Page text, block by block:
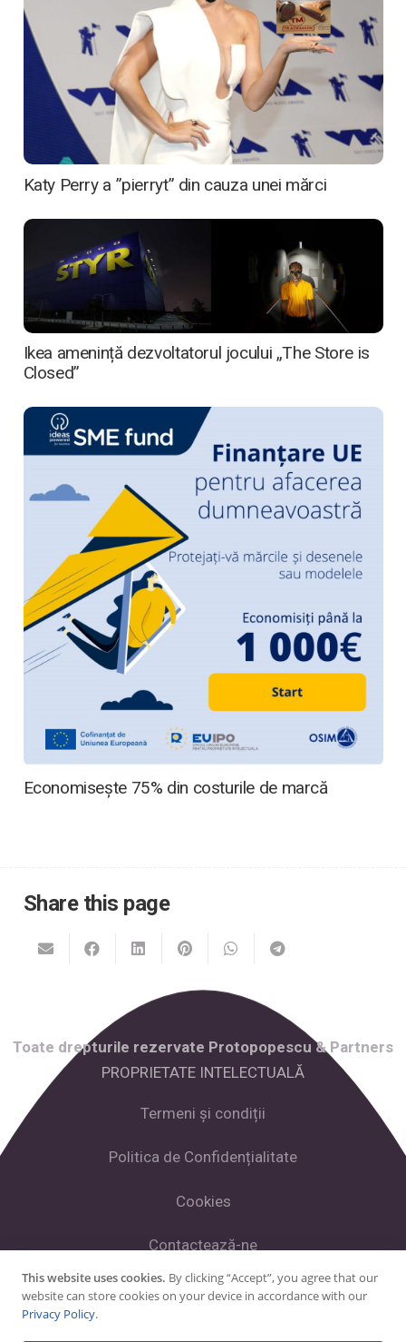
Katy Perry a ”pierryt” din cauza unei mărci
Ikea amenință dezvoltatorul jocului „The Store is
Closed”
Economisește 75% din costurile de marcă
Share this page
Toate drepturile rezervate Protopopescu & Partners
PROPRIETATE INTELECTUALĂ
Termeni și condiții
Politica de Confidențialitate
Cookies
Contactează-ne
Facebook
This website uses cookies. By clicking “Accept”, you agree that our
website can store cookies on your device in accordance with our
Privacy Policy.